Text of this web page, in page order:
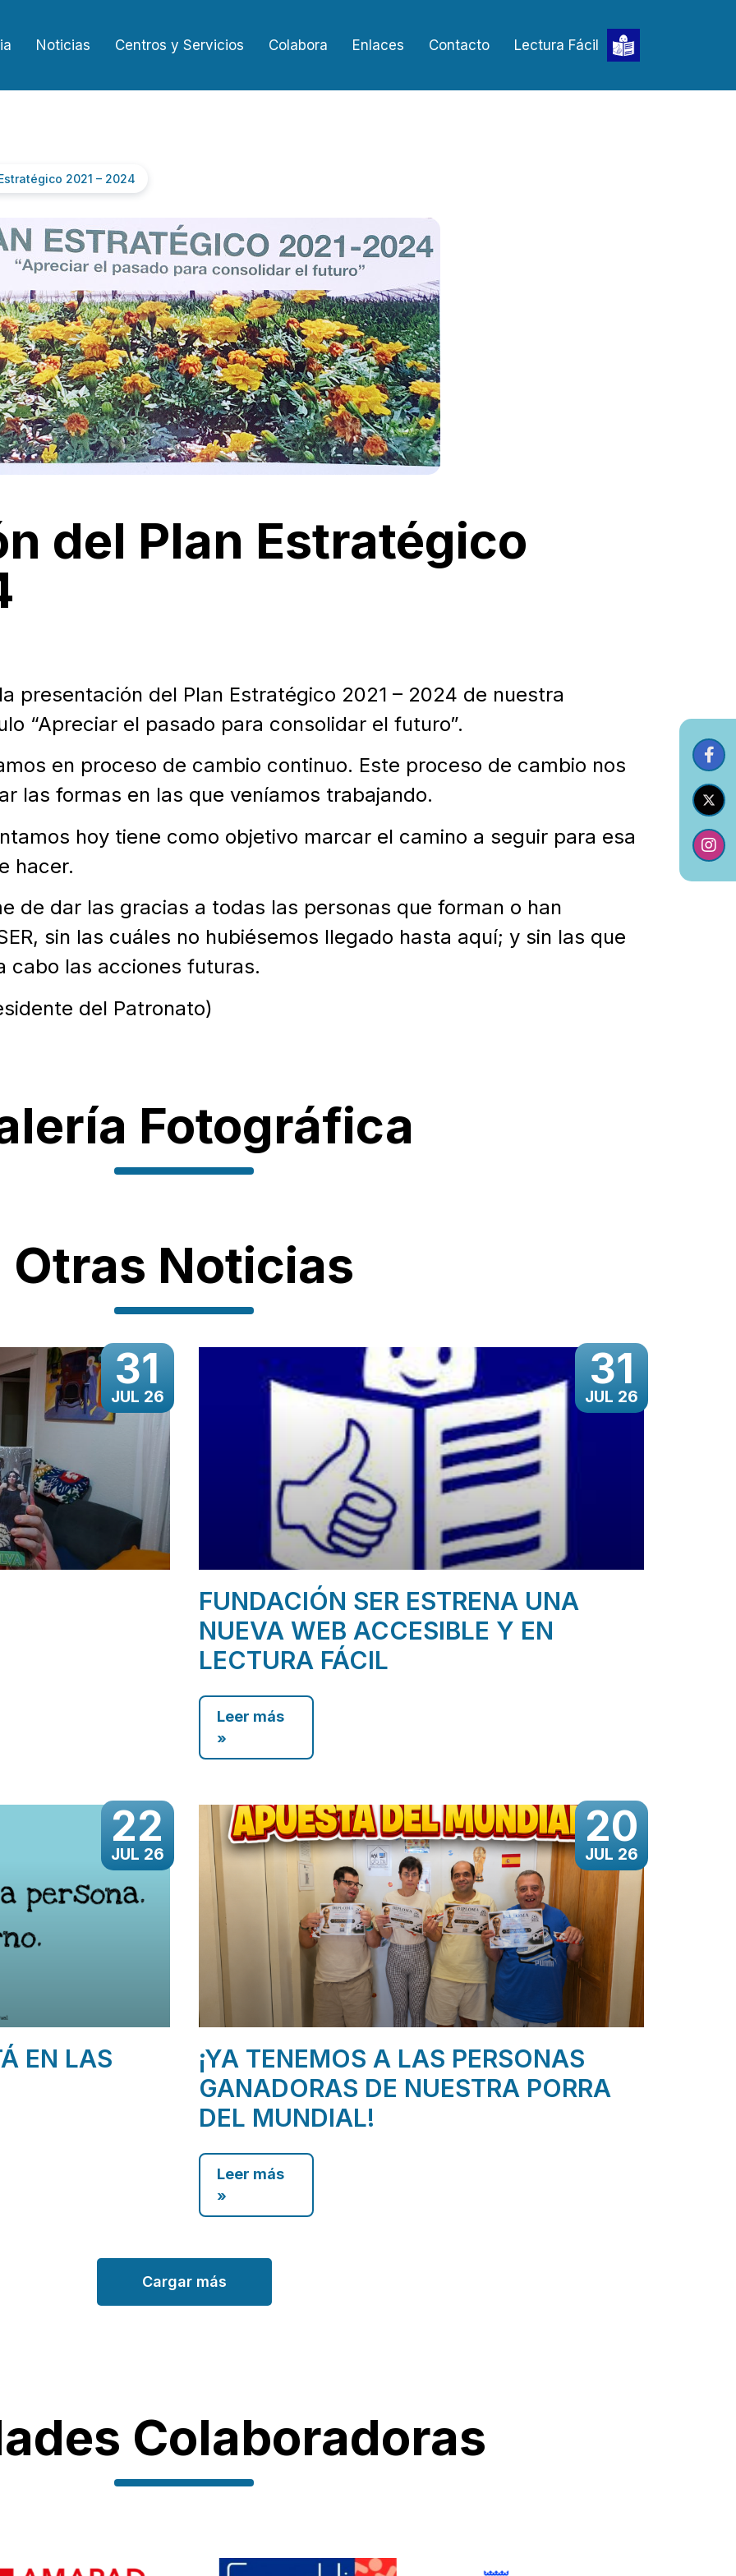
Noticias Centros y Servicios Colabora Enlaces Contacto Lectura Fácil
2021 – 2024
del Plan Estratégico
presentación del Plan Estratégico 2021 – 2024 de nuestra
“Apreciar el pasado para consolidar el futuro”.
en proceso de cambio continuo. Este proceso de cambio nos
las formas en las que veníamos trabajando.
hoy tiene como objetivo marcar el camino a seguir para esa
hacer.
de dar las gracias a todas las personas que forman o han
sin las cuáles no hubiésemos llegado hasta aquí; y sin las que
cabo las acciones futuras.
del Patronato)
Fotográfica
Otras Noticias
31
JUL 26
31
JUL 26
FUNDACIÓN SER ESTRENA UNA
NUEVA WEB ACCESIBLE Y EN
LECTURA FÁCIL
Leer más
»
22
JUL 26
EN LAS
20
JUL 26
¡YA TENEMOS A LAS PERSONAS
GANADORAS DE NUESTRA PORRA
DEL MUNDIAL!
Leer más
»
Cargar más
Colaboradoras